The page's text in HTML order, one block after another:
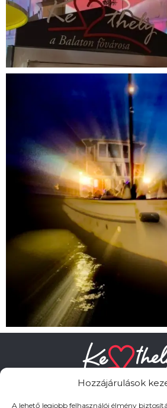
Hozzájárulások
A lehető legjobb felhasználói élmény